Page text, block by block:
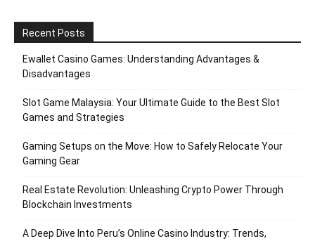
Recent Posts
Ewallet Casino Games: Understanding Advantages &
Disadvantages
Slot Game Malaysia: Your Ultimate Guide to the Best Slot
Games and Strategies
Gaming Setups on the Move: How to Safely Relocate Your
Gaming Gear
Real Estate Revolution: Unleashing Crypto Power Through
Blockchain Investments
A Deep Dive Into Peru’s Online Casino Industry: Trends,